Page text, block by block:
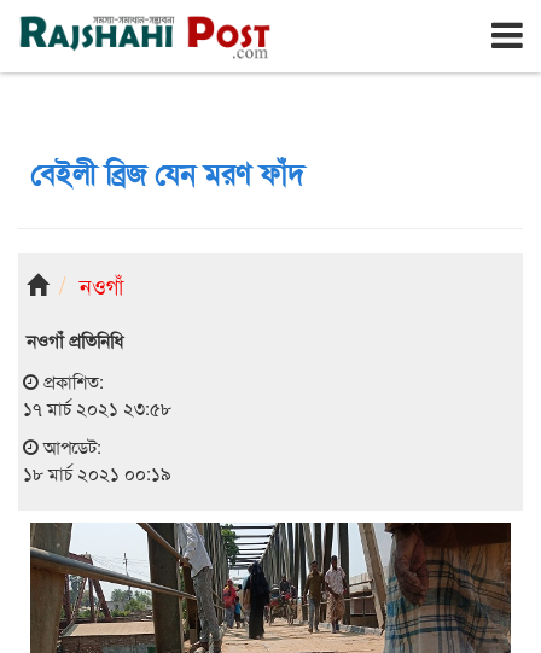
রাজশাহী শনিবার, ৮ই আগস্ট ২০২৬, ২৫শে শ্রাবণ ১৪৩৩
বেইলী ব্রিজ যেন মরণ ফাঁদ
নওগাঁ
নওগাঁ প্রতিনিধি
প্রকাশিত:
১৭ মার্চ ২০২১ ২৩:৫৮
আপডেট:
১৮ মার্চ ২০২১ ০০:১৯